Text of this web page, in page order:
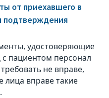
от приехавшего в
подтверждения
удостоверяющие
пациентом персонал
не вправе,
лица вправе такие